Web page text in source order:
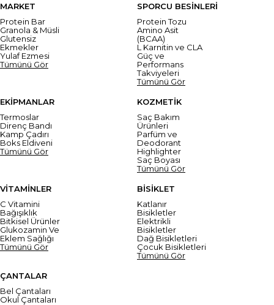
MARKET
Protein Bar
Granola & Müsli
Glutensiz
Ekmekler
Yulaf Ezmesi
Tümünü Gör
SPORCU BESİNLERİ
Protein Tozu
Amino Asit
(BCAA)
L Karnitin ve CLA
Güç ve
Performans
Takviyeleri
Tümünü Gör
EKİPMANLAR
Termoslar
Direnç Bandı
Kamp Çadırı
Boks Eldiveni
Tümünü Gör
KOZMETİK
Saç Bakım
Ürünleri
Parfüm ve
Deodorant
Highlighter
Saç Boyası
Tümünü Gör
VİTAMİNLER
C Vitamini
Bağışıklık
Bitkisel Ürünler
Glukozamin Ve
Eklem Sağlığı
Tümünü Gör
BİSİKLET
Katlanır
Bisikletler
Elektrikli
Bisikletler
Dağ Bisikletleri
Çocuk Bisikletleri
Tümünü Gör
ÇANTALAR
Bel Çantaları
Okul Çantaları